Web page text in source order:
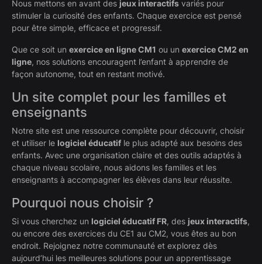
Nous mettons en avant des jeux interactifs variés pour
stimuler la curiosité des enfants. Chaque exercice est pensé
pour être simple, efficace et progressif.
Que ce soit un exercice en ligne CM1 ou un exercice CM2 en
ligne, nos solutions encouragent l’enfant à apprendre de
façon autonome, tout en restant motivé.
Un site complet pour les familles et
enseignants
Notre site est une ressource complète pour découvrir, choisir
et utiliser le logiciel éducatif le plus adapté aux besoins des
enfants. Avec une organisation claire et des outils adaptés à
chaque niveau scolaire, nous aidons les familles et les
enseignants à accompagner les élèves dans leur réussite.
Pourquoi nous choisir ?
Si vous cherchez un logiciel éducatif FR, des jeux interactifs,
ou encore des exercices du CE1 au CM2, vous êtes au bon
endroit. Rejoignez notre communauté et explorez dès
aujourd’hui les meilleures solutions pour un apprentissage